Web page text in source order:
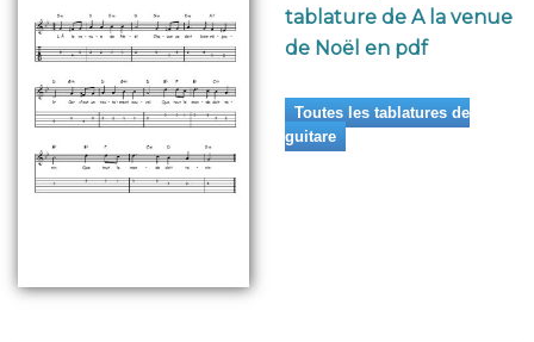
tablature de A la venue
de Noël en pdf
Toutes les tablatures de
guitare